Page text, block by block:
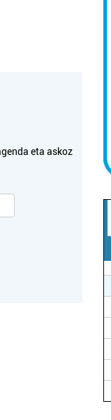
eta askoz